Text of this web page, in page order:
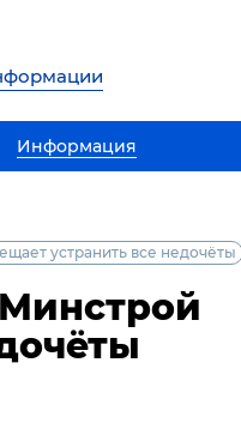
Информация
устранить все недочёты